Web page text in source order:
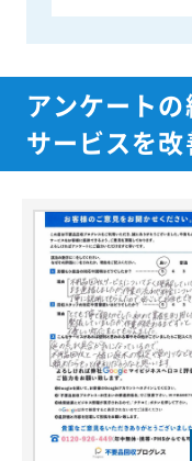
アンケート
サービスを改